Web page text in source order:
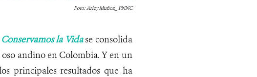
Foto: Arley Muñoz_ PNNC
Conservamos la Vidase consolida
andino en Colombia. Y en un
principales resultados que ha